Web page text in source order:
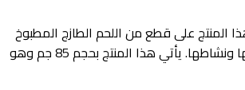
القطط البالغة. يحتوي هذا المنتج على قطع من اللحم الطازج المطبوخ
بلطف والمخلوط بصلصة لذيذة ومغذية. كما يحتوي على أوراق الهندباء التي تعتبر مصدرًا غنيًا بالفيتامينات والمعادن الأساسية التي تحتاجها القطط للحفاظ على صحتها ونشاطها. يأتي هذا المنتج بحجم 85 جم وهو